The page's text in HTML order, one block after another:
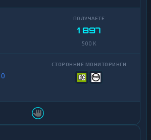
1 897
500 K
0